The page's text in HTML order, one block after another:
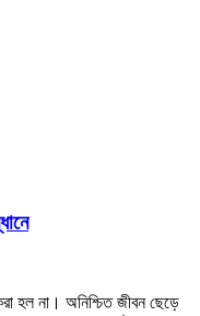
হল না। অনিশ্চিত জীবন ছেড়ে